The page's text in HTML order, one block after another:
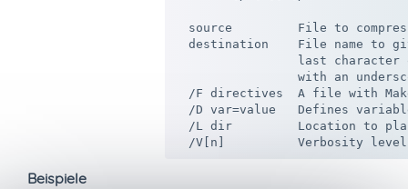
source         File to
destination    File name to
last character
with an
/F directives  A file with
/D var=value   Defines
/L dir         Location to
Beispiele